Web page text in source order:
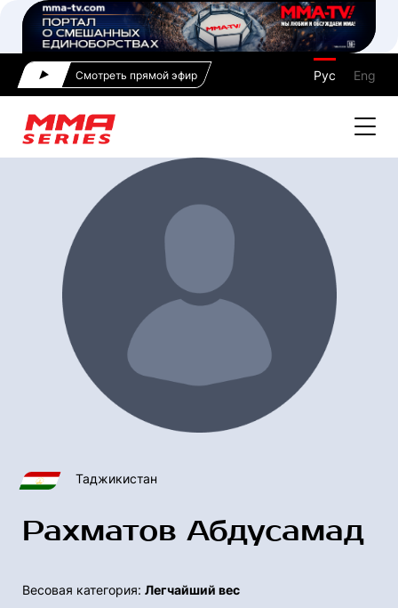
Смотреть прямой эфир Рус Eng
Таджикистан
Рахматов Абдусамад
Весовая категория: Легчайший вес